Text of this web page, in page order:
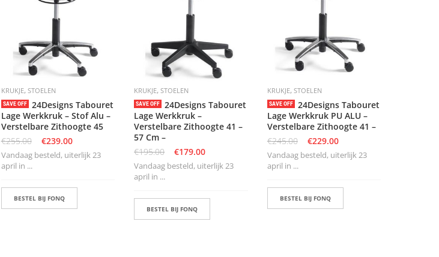
KRUKJE, STOELEN
SAVE OFF
24Designs Tabouret
Lage Werkkruk – Stof Alu –
Verstelbare Zithoogte 45
€255.00 €239.00
Vandaag besteld, uiterlijk 23
april in ...
BESTEL BIJ FONQ
KRUKJE,STOELEN
SAVE OFF
24Designs Tabouret
Lage Werkkruk –
Verstelbare Zithoogte 41 –
57 Cm –
€195.00 €179.00
Vandaag besteld, uiterlijk 23
april in ...
BESTEL BIJ FONQ
KRUKJE, STOELEN
SAVE OFF
24Designs Tabouret
Lage Werkkruk PU ALU –
Verstelbare Zithoogte 41 –
€245.00 €229.00
Vandaag besteld, uiterlijk 23
april in ...
BESTEL BIJ FONQ